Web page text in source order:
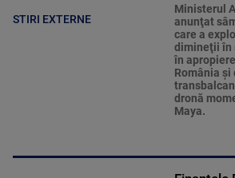
STIRI EXTERNE
Ministerul
anunţat
care a
dimineţii în
în
România şi
dronă
Maya.